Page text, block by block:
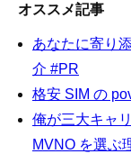
オススメ記事
あなたに寄り
介 #PR
格安 SIM の
俺が三大キャ
MVNO を選ぶ